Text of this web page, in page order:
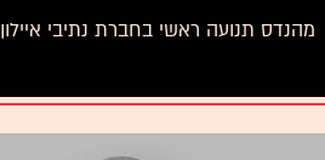
מהנדס תנועה ראשי בחברת נתיבי איילון